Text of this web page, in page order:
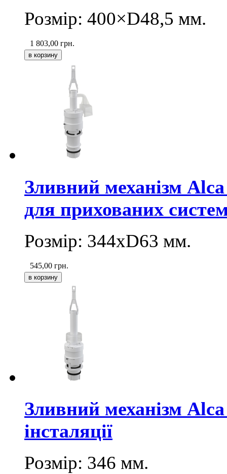
Розмір: 400×D48,5 мм.
1 803,00 грн.
Зливний механізм
для прихованих систем
Розмір: 344хD63 мм.
545,00 грн.
Зливний механізм
інсталяції
Розмір: 346 мм.